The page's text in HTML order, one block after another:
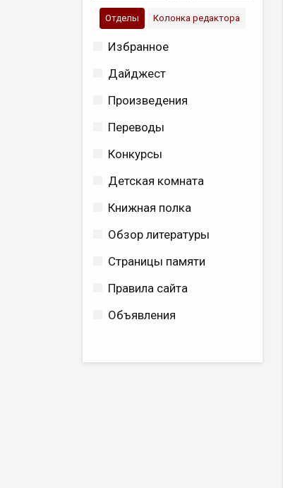
Отделы Колонка редактора
Избранное
Дайджест
Произведения
Переводы
Конкурсы
Детская комната
Книжная полка
Обзор литературы
Страницы памяти
Правила сайта
Объявления